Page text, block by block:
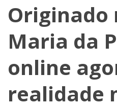
Originado
Maria da
online
realidade